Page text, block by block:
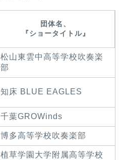
団体名、
『ショータイトル』
松山東雲中高等学校吹奏楽
部
知床 BLUE EAGLES
千葉GROWinds
博多高等学校吹奏楽部
植草学園大学附属高等学校